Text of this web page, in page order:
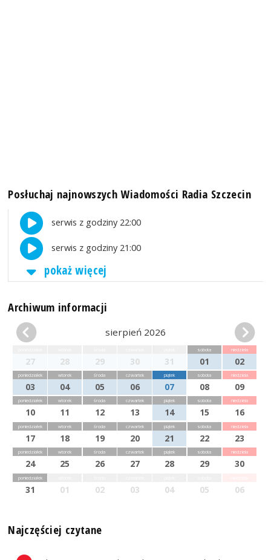
Posłuchaj najnowszych Wiadomości Radia Szczecin
serwis z godziny 22:00
serwis z godziny 21:00
pokaż więcej
Archiwum informacji
sierpień 2026
27 28 29 30 31
sobota
01
niedziela
02
poniedziałek
03
wtorek
04
środa
05
czwartek
06
piątek
07
sobota
08
niedziela
09
poniedziałek
10
wtorek
11
środa
12
czwartek
13
piątek
14
sobota
15
niedziela
16
poniedziałek
17
wtorek
18
środa
19
czwartek
20
piątek
21
sobota
22
niedziela
23
poniedziałek
24
wtorek
25
środa
26
czwartek
27
piątek
28
sobota
29
niedziela
30
poniedziałek
31 01 02 03 04 05 06
Najczęściej czytane